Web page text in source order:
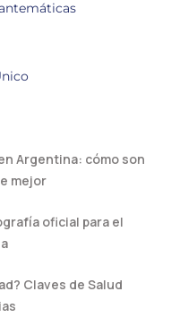
Argentina: cómo son
mejor
oficial para el
Claves de Salud